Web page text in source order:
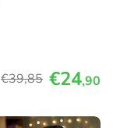
€39,85 €24,90